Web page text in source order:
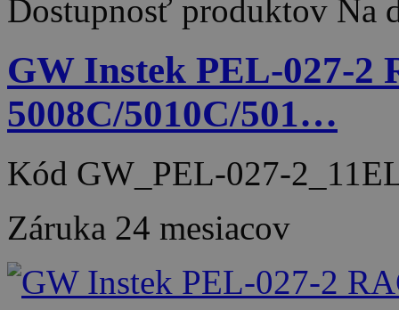
Dostupnosť produktov Na
GW Instek PEL-027-
5008C/5010C/501…
Kód GW_PEL-027-
Záruka 24 mesiacov